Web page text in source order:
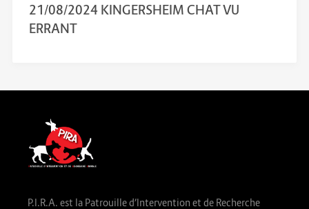
21/08/2024 KINGERSHEIM CHAT VU
ERRANT
P.I.R.A. est la Patrouille d’Intervention et de Recherche